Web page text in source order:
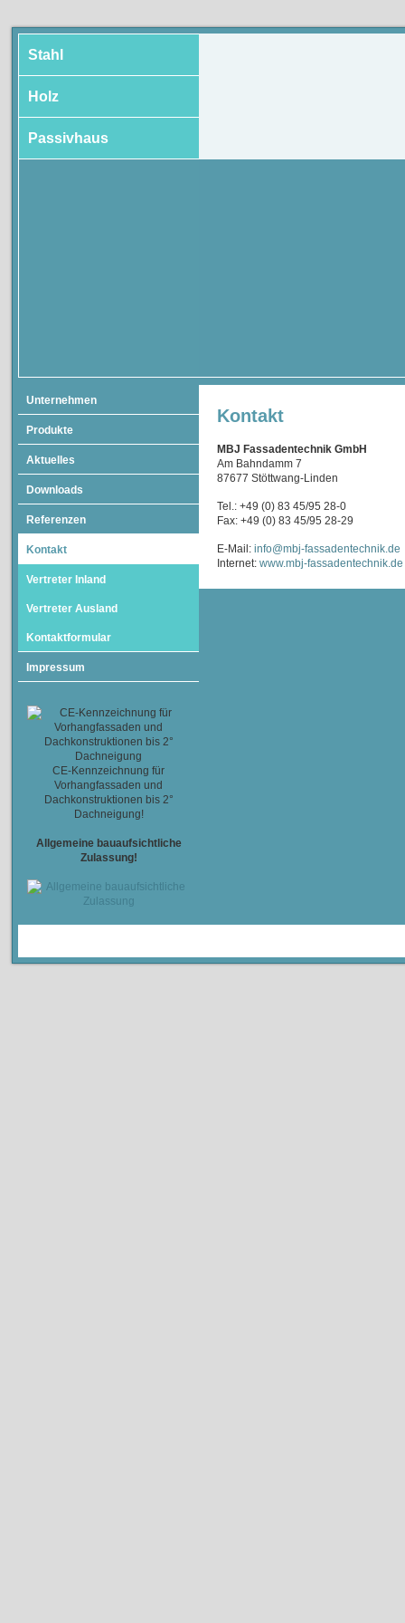
Stahl
Holz
Passivhaus
Unternehmen
Produkte
Aktuelles
Downloads
Referenzen
Kontakt
Vertreter Inland
Vertreter Ausland
Kontaktformular
Impressum
CE-Kennzeichnung für
Vorhangfassaden und
Dachkonstruktionen bis 2°
Dachneigung!
Allgemeine bauaufsichtliche
Zulassung!
Kontakt
MBJ Fassadentechnik GmbH
Am Bahndamm 7
87677 Stöttwang-Linden
Tel.: +49 (0) 83 45/95 28-0
Fax: +49 (0) 83 45/95 28-29
E-Mail: info@mbj-fassadentechnik.de
Internet: www.mbj-fassadentechnik.de